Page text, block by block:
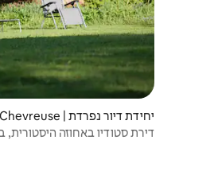
יחידת דיור נפרדת | Chevreuse
דירת סטודיו באחוזה היסטורית,